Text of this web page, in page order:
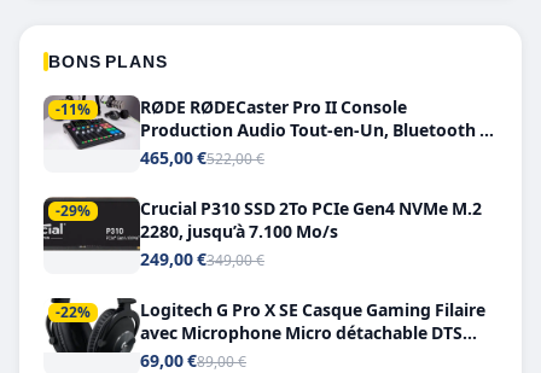
BONS PLANS
-11%
RØDE RØDECaster Pro II Console
Production Audio Tout-en-Un, Bluetooth et
Double USB-C
465,00 €522,00 €
-29%
Crucial P310 SSD 2To PCIe Gen4 NVMe M.2
2280, jusqu’à 7.100 Mo/s
249,00 €349,00 €
-22%
Logitech G Pro X SE Casque Gaming Filaire
avec Microphone Micro détachable DTS
Headphone X 7.1
69,00 €89,00 €